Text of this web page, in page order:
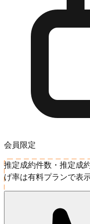
会員限定
推定成約件数・推定成
げ率は有料プランで表